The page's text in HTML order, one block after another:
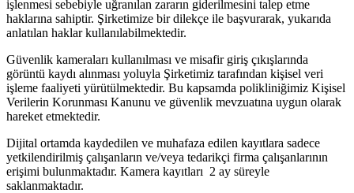
işlenmesi sebebiyle uğranılan zararın giderilmesini talep etme
haklarına sahiptir. Şirketimize bir dilekçe ile başvurarak, yukarıda
anlatılan haklar kullanılabilmektedir.
Güvenlik kameraları kullanılması ve misafir giriş çıkışlarında
görüntü kaydı alınması yoluyla Şirketimiz tarafından kişisel veri
işleme faaliyeti yürütülmektedir. Bu kapsamda polikliniğimiz Kişisel
Verilerin Korunması Kanunu ve güvenlik mevzuatına uygun olarak
hareket etmektedir.
Dijital ortamda kaydedilen ve muhafaza edilen kayıtlara sadece
yetkilendirilmiş çalışanların ve/veya tedarikçi firma çalışanlarının
erişimi bulunmaktadır. Kamera kayıtları 2 ay süreyle
saklanmaktadır.